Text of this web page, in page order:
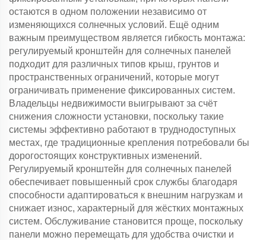
остаются в одном положении независимо от
изменяющихся солнечных условий. Ещё одним
важным преимуществом является гибкость монтажа:
регулируемый кронштейн для солнечных панелей
подходит для различных типов крыш, грунтов и
пространственных ограничений, которые могут
ограничивать применение фиксированных систем.
Владельцы недвижимости выигрывают за счёт
снижения сложности установки, поскольку такие
системы эффективно работают в труднодоступных
местах, где традиционные крепления потребовали бы
дорогостоящих конструктивных изменений.
Регулируемый кронштейн для солнечных панелей
обеспечивает повышенный срок службы благодаря
способности адаптироваться к внешним нагрузкам и
снижает износ, характерный для жёстких монтажных
систем. Обслуживание становится проще, поскольку
панели можно перемещать для удобства очистки и